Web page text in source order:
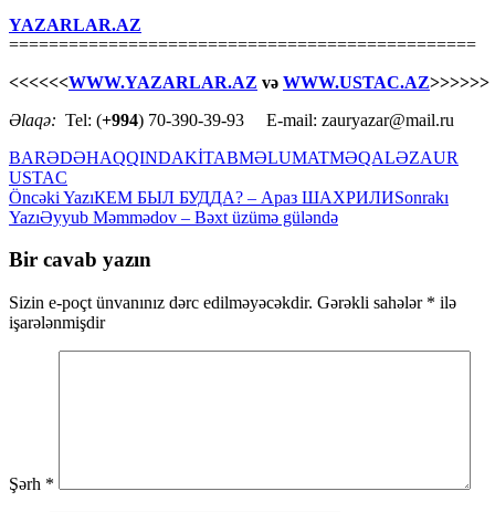
YAZARLAR.AZ
===============================================
<<<<<<WWW.YAZARLAR.AZ və WWW.USTAC.AZ>>>>>>
Əlaqə: Tel: (+994) 70-390-39-93 E-mail: zauryazar@mail.ru
BARƏDƏHAQQINDAKİTABMƏLUMATMƏQALƏZAUR
USTAC
Yazılar
üzrə
naviqasiya
Öncəki YazıКЕМ БЫЛ БУДДА? – Араз ШАХРИЛИSonrakı
YazıƏyyub Məmmədov – Bəxt üzümə güləndə
Bir cavab yazın
Sizin e-poçt ünvanınız dərc edilməyəcəkdir. Gərəkli sahələr * ilə
işarələnmişdir
Şərh *